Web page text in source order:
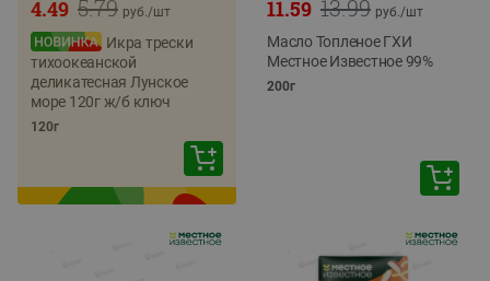
5.79
4.49 руб./шт
Икра трески
тихоокеанской
деликатесная Лунское
море 120г ж/б ключ
120г
13.99
11.59 руб./шт
Масло Топленое ГХИ
Местное Известное 99%
200г